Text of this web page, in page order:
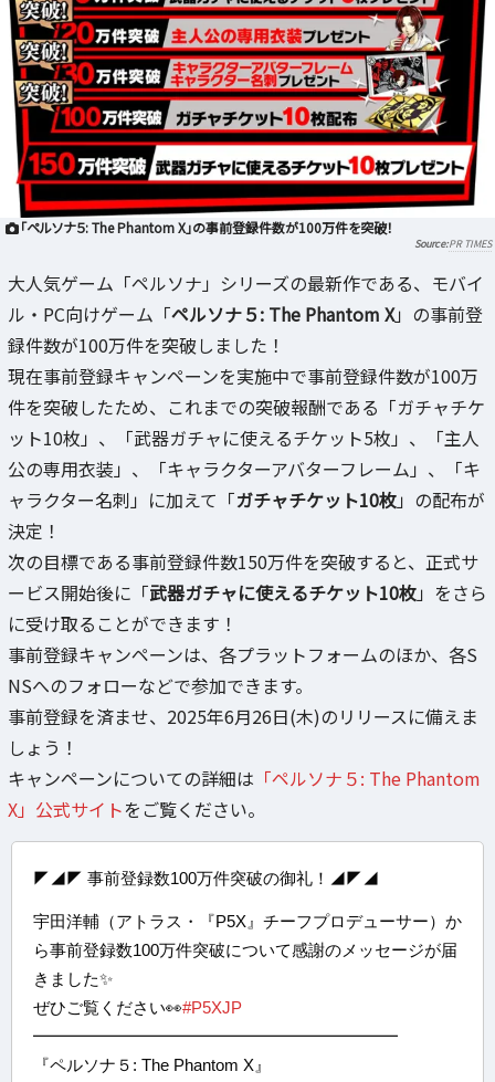
「ペルソナ５: The Phantom X」の事前登録件数が100万件を突破！
PR TIMES
大人気ゲーム「ペルソナ」シリーズの最新作である、モバイ
ル・PC向けゲーム「ペルソナ５: The Phantom X」の事前登
録件数が100万件を突破しました！
現在事前登録キャンペーンを実施中で事前登録件数が100万
件を突破したため、これまでの突破報酬である「ガチャチケ
ット10枚」、「武器ガチャに使えるチケット5枚」、「主人
公の専用衣装」、「キャラクターアバターフレーム」、「キ
ャラクター名刺」に加えて「ガチャチケット10枚」の配布が
決定！
次の目標である事前登録件数150万件を突破すると、正式サ
ービス開始後に「武器ガチャに使えるチケット10枚」をさら
に受け取ることができます！
事前登録キャンペーンは、各プラットフォームのほか、各S
NSへのフォローなどで参加できます。
事前登録を済ませ、2025年6月26日(木)のリリースに備えま
しょう！
キャンペーンについての詳細は 「ペルソナ５: The Phantom
X」公式サイトをご覧ください。
◤◢◤ 事前登録数100万件突破の御礼！◢◤◢
宇田洋輔（アトラス・『P5X』チーフプロデューサー）か
ら事前登録数100万件突破について感謝のメッセージが届
きました✨
ぜひご覧ください👀#P5XJP
━━━━━━━━━━━━━━━━━━━━━━
『ペルソナ５: The Phantom X』